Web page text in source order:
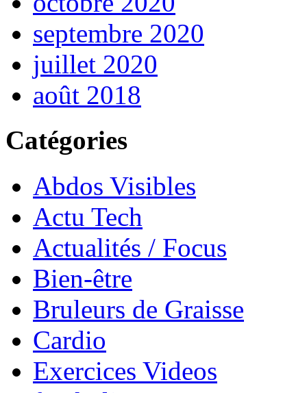
septembre 2020
juillet 2020
août 2018
Catégories
Abdos Visibles
Actu Tech
Actualités / Focus
Bien-être
Bruleurs de Graisse
Cardio
Exercices Videos